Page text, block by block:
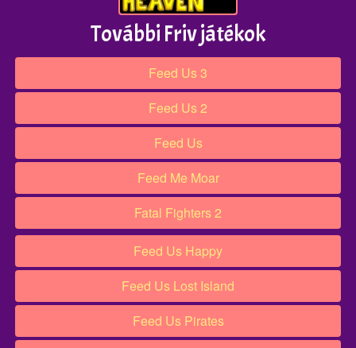
További Friv játékok
Feed Us 3
Feed Us 2
Feed Us
Feed Me Moar
Fatal Fighters 2
Feed Us Happy
Feed Us Lost Island
Feed Us Pirates